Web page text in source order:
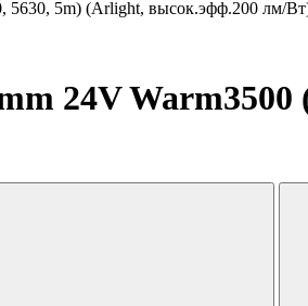
5630, 5m) (Arlight, высок.эфф.200 лм/
24V